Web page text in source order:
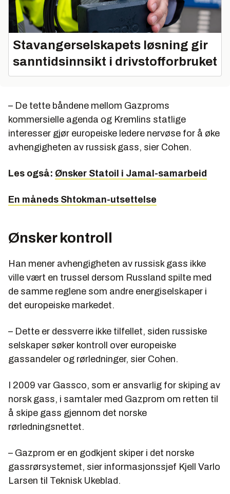
Stavangerselskapets løsning gir
sanntidsinnsikt i drivstofforbruket
– De tette båndene mellom Gazproms
kommersielle agenda og Kremlins statlige
interesser gjør europeiske ledere nervøse for å øke
avhengigheten av russisk gass, sier Cohen.
Les også: Ønsker Statoil i Jamal-samarbeid
En måneds Shtokman-utsettelse
Ønsker kontroll
Han mener avhengigheten av russisk gass ikke
ville vært en trussel dersom Russland spilte med
de samme reglene som andre energiselskaper i
det europeiske markedet.
– Dette er dessverre ikke tilfellet, siden russiske
selskaper søker kontroll over europeiske
gassandeler og rørledninger, sier Cohen.
I 2009 var Gassco, som er ansvarlig for skiping av
norsk gass, i samtaler med Gazprom om retten til
å skipe gass gjennom det norske
rørledningsnettet.
– Gazprom er en godkjent skiper i det norske
gassrørsystemet, sier informasjonssjef Kjell Varlo
Larsen til Teknisk Ukeblad.